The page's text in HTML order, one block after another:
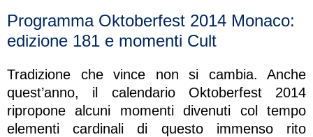
Programma Oktoberfest 2014 Monaco:
edizione 181 e momenti Cult
Tradizione che vince non si cambia. Anche
quest’anno, il calendario Oktoberfest 2014
ripropone alcuni momenti divenuti col tempo
elementi cardinali di questo immenso rito